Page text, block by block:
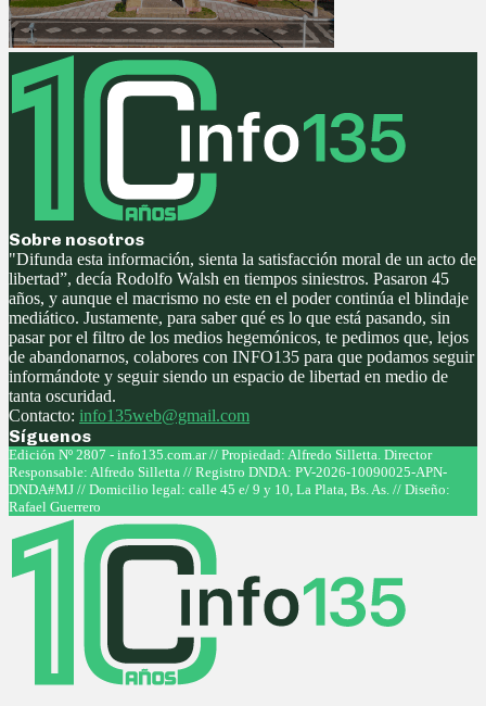
Sobre nosotros
"Difunda esta información, sienta la satisfacción moral de un acto de
libertad”, decía Rodolfo Walsh en tiempos siniestros. Pasaron 45
años, y aunque el macrismo no este en el poder continúa el blindaje
mediático. Justamente, para saber qué es lo que está pasando, sin
pasar por el filtro de los medios hegemónicos, te pedimos que, lejos
de abandonarnos, colabores con INFO135 para que podamos seguir
informándote y seguir siendo un espacio de libertad en medio de
tanta oscuridad.
Contacto: info135web@gmail.com
Síguenos
Facebook
Twitter
Instagram
Youtube
Edición Nº 2807 - info135.com.ar // Propiedad: Alfredo Silletta. Director
Responsable: Alfredo Silletta // Registro DNDA: PV-2026-10090025-APN-
DNDA#MJ // Domicilio legal: calle 45 e/ 9 y 10, La Plata, Bs. As. // Diseño:
Rafael Guerrero